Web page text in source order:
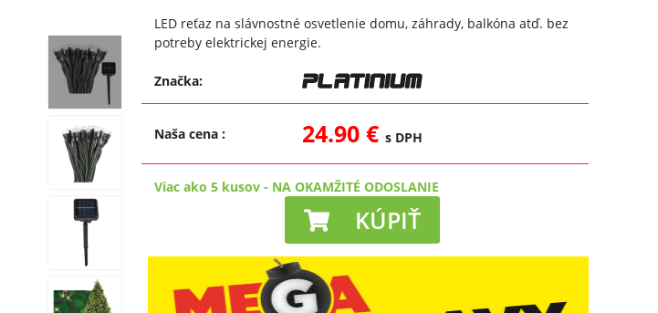
LED reťaz na slávnostné osvetlenie domu, záhrady, balkóna atď. bez
potreby elektrickej energie.
Značka:
Naša cena: 24.90 €s DPH
Viac ako 5 kusov - NA OKAMŽITÉ ODOSLANIE
KÚPIŤ